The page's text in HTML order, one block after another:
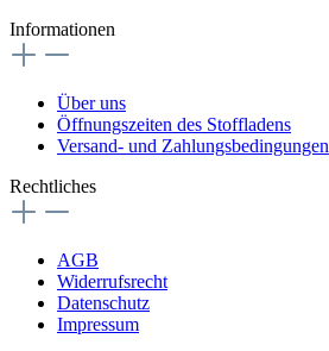
Informationen
Über uns
Öffnungszeiten des Stoffladens
Versand- und Zahlungsbedingungen
Rechtliches
AGB
Widerrufsrecht
Datenschutz
Impressum